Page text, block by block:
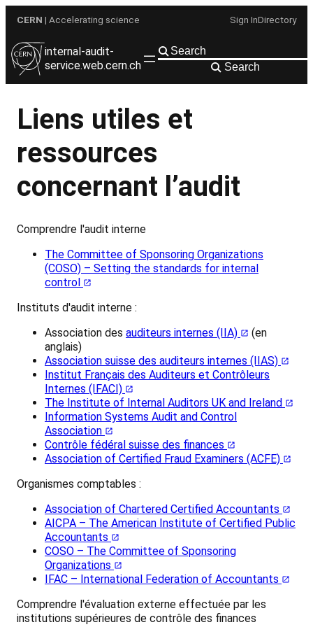
contenu
CERN | Accelerating science Sign InDirectory
internal-audit-
service.web.cern.ch
Search
Liens utiles et
ressources
concernant l’audit
Comprendre l'audit interne
The Committee of Sponsoring Organizations
(COSO) – Setting the standards for internal
control
Instituts d'audit interne :
Association des auditeurs internes (IIA)
(en
anglais)
Association suisse des auditeurs internes (IIAS)
Institut Français des Auditeurs et Contrôleurs
Internes (IFACI)
The Institute of Internal Auditors UK and Ireland
Information Systems Audit and Control
Association
Contrôle fédéral suisse des finances
Association of Certified Fraud Examiners (ACFE)
Organismes comptables :
Association of Chartered Certified Accountants
AICPA – The American Institute of Certified Public
Accountants
COSO – The Committee of Sponsoring
Organizations
IFAC – International Federation of Accountants
Comprendre l'évaluation externe effectuée par les
institutions supérieures de contrôle des finances